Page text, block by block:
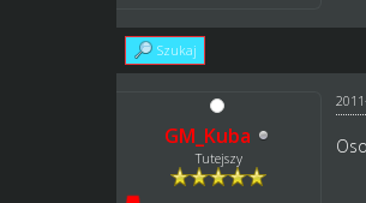
Szukaj
GM_Kuba
Tutejszy